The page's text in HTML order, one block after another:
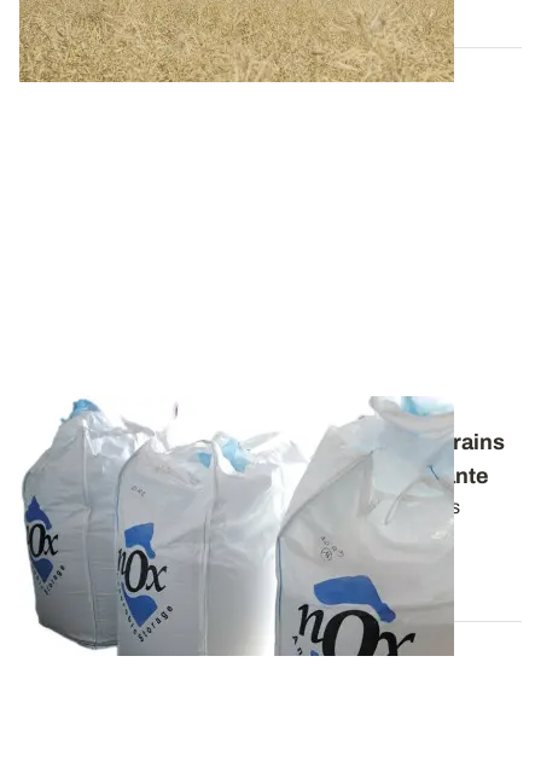
Lutte contre les insectes - Stockage des grains
en big bags Nox, une alternative intéressante
Pour protéger les grains stockés des ravageurs sans
recourir à des traitements...
05 NOV. 2020